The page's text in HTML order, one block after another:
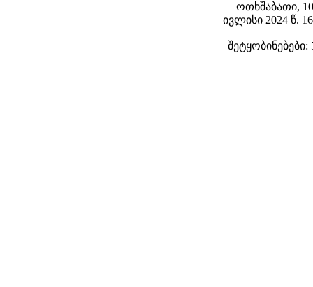
ოთხშაბათი, 10
ივლისი 2024 წ.
შეტყობინებები: